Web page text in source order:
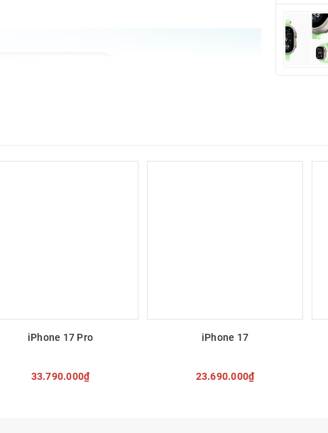
iPhone 17 Pro
33.790.000₫
iPhone 17
23.690.000₫